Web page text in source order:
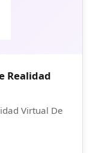
Realidad
Virtual De